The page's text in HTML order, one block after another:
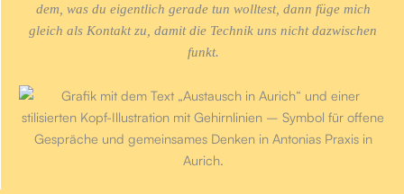
dem, was du eigentlich gerade tun wolltest, dann füge mich
gleich als Kontakt zu, damit die Technik uns nicht dazwischen
funkt.